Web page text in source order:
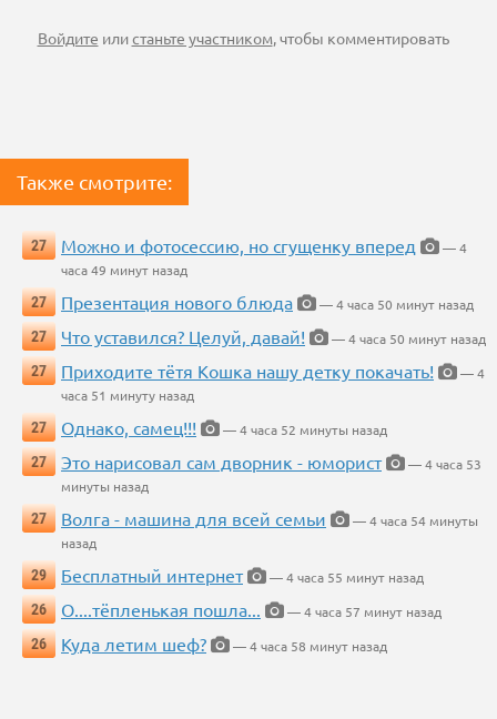
Войдите илистаньте участником, чтобы комментировать
Также смотрите:
27 Можно и фотосессию, но сгущенку вперед
— 4
часа 49 минут назад
27
Презентация нового блюда
— 4 часа 50 минут назад
27
Что уставился? Целуй, давай!
— 4 часа 50 минут назад
27
Приходите тётя Кошка нашу детку покачать!
— 4
часа 51 минуту назад
27
Однако, самец!!!
— 4 часа 52 минуты назад
27
Это нарисовал сам дворник - юморист
— 4 часа 53
минуты назад
27
Волга - машина для всей семьи
— 4 часа 54 минуты
назад
29
Бесплатный интернет
— 4 часа 55 минут назад
26
О....тёпленькая пошла...
— 4 часа 57 минут назад
26
Куда летим шеф? — 4 часа 58 минут назад